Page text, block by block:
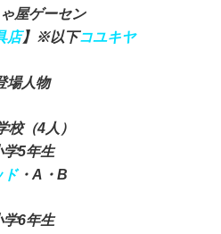
屋ゲーセン
店】※以下コユキヤ
場人物
校（4人）
学5年生
ド・A・B
学6年生